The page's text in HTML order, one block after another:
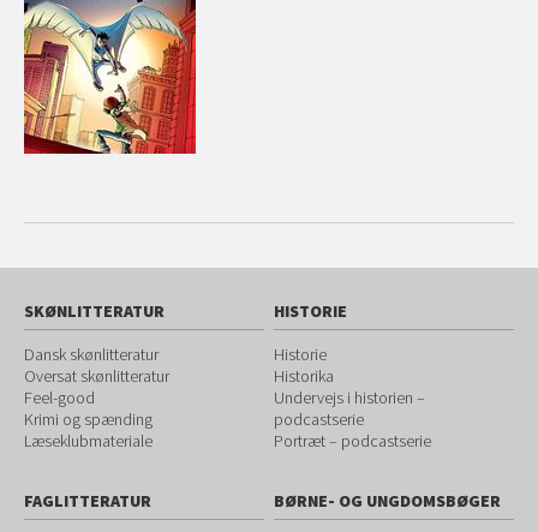
SKØNLITTERATUR
Dansk skønlitteratur
Oversat skønlitteratur
Feel-good
Krimi og spænding
Læseklubmateriale
HISTORIE
Historie
Historika
Undervejs i historien –
podcastserie
Portræt – podcastserie
FAGLITTERATUR
BØRNE- OG UNGDOMSBØGER